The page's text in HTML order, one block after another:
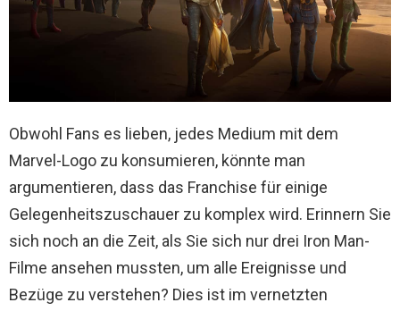
Obwohl Fans es lieben, jedes Medium mit dem
Marvel-Logo zu konsumieren, könnte man
argumentieren, dass das Franchise für einige
Gelegenheitszuschauer zu komplex wird. Erinnern Sie
sich noch an die Zeit, als Sie sich nur drei Iron Man-
Filme ansehen mussten, um alle Ereignisse und
Bezüge zu verstehen? Dies ist im vernetzten